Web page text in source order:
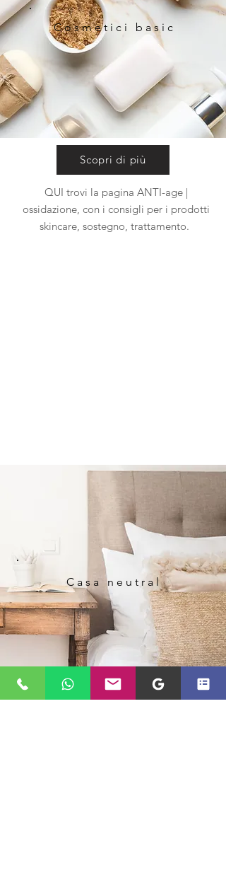
Cosmetici basic
Scopri di più
QUI trovi la pagina ANTI-age |
ossidazione, con i consigli per i prodotti
skincare, sostegno, trattamento.
Casa neutral
Scopri di più